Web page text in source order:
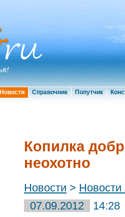
Новости Справочник Попутчик
Копилка
неохотно
Новости > Новости
07.09.2012
14:28